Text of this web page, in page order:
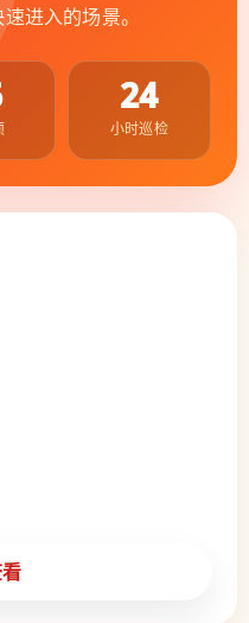
进入的场景。
24
小时巡检